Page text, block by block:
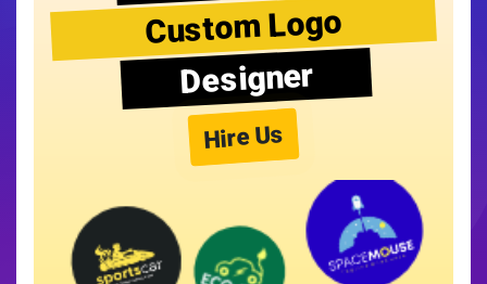
Custom Logo
Designer
Hire Us